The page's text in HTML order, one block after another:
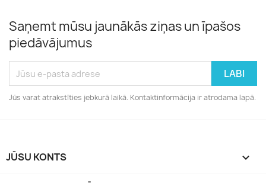
Saņemt mūsu jaunākās ziņas un īpašos
piedāvājumus
Jūs varat atrakstīties jebkurā laikā. Kontaktinformācija ir atrodama lapā.
JŪSU KONTS 